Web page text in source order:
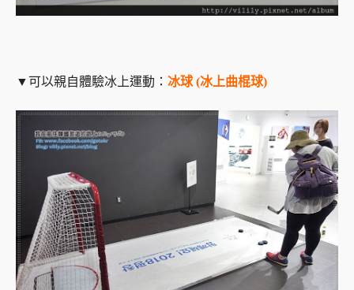
▼可以親自體驗冰上運動： 冰球 (冰上曲棍球)